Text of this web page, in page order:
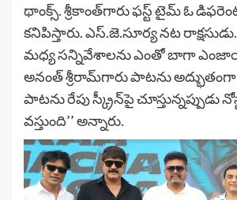
థాంక్స్‌. శ్రీకాంత్‌గారు ఫ‌స్ట్ టైమ్ ఓ
క‌నిపిస్తారు. ఎస్‌.జె.సూర్య న‌ట
మ‌ధ్య స‌న్నివేశాల‌ను ఎంతో బాగా
అనంత్ శ్రీరామ్‌గారు పాట‌ను
పాట‌ను రేపు స్క్రీన్‌పై చూస్తున్న‌ప్పుడు
వ‌స్తుంది’’ అన్నారు.